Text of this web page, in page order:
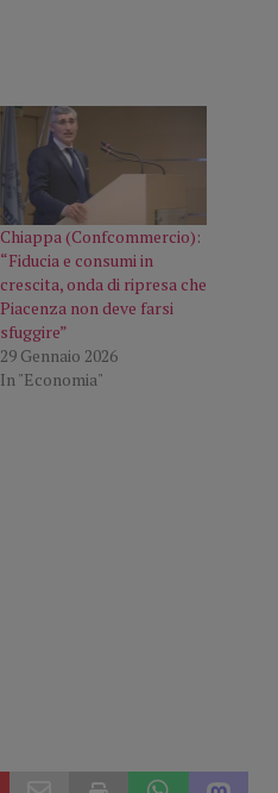
Chiappa (Confcommercio):
“Fiducia e consumi in
crescita, onda di ripresa che
Piacenza non deve farsi
sfuggire”
29 Gennaio 2026
In "Economia"